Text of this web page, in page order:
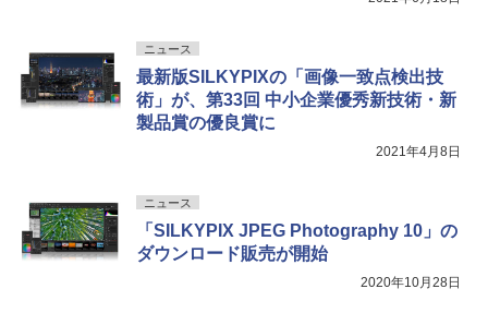
ニュース
最新版SILKYPIXの「画像一致点検出技
術」が、第33回 中小企業優秀新技術・新
製品賞の優良賞に
2021年4月8日
ニュース
「SILKYPIX JPEG Photography 10」の
ダウンロード販売が開始
2020年10月28日